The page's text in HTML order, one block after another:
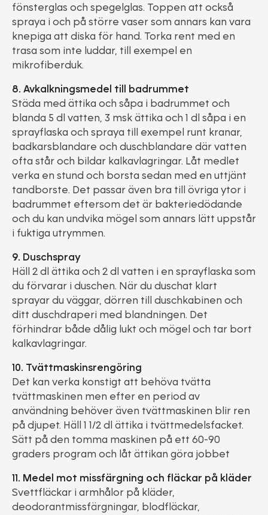
fönsterglas och spegelglas. Toppen att också
spraya i och på större vaser som annars kan vara
knepiga att diska för hand. Torka rent med en
trasa som inte luddar, till exempel en
mikrofiberduk.
8. Avkalkningsmedel till badrummet
Städa med ättika och såpa i badrummet och
blanda 5 dl vatten, 3 msk ättika och 1 dl såpa i en
sprayflaska och spraya till exempel runt kranar,
badkarsblandare och duschblandare där vatten
ofta står och bildar kalkavlagringar. Låt medlet
verka en stund och borsta sedan med en uttjänt
tandborste. Det passar även bra till övriga ytor i
badrummet eftersom det är bakteriedödande
och du kan undvika mögel som annars lätt uppstår
i fuktiga utrymmen.
9. Duschspray
Häll 2 dl ättika och 2 dl vatten i en sprayflaska som
du förvarar i duschen. När du duschat klart
sprayar du väggar, dörren till duschkabinen och
ditt duschdraperi med blandningen. Det
förhindrar både dålig lukt och mögel och tar bort
kalkavlagringar.
10. Tvättmaskinsrengöring
Det kan verka konstigt att behöva tvätta
tvättmaskinen men efter en period av
användning behöver även tvättmaskinen blir ren
på djupet. Häll 1 1/2 dl ättika i tvättmedelsfacket.
Sätt på den tomma maskinen på ett 60-90
graders program och låt ättikan göra jobbet
11. Medel mot missfärgning och fläckar på kläder
Svettfläckar i armhålor på kläder,
deodorantmissfärgningar, blodfläckar,